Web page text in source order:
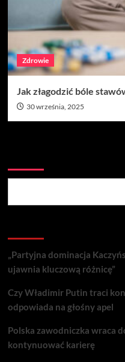
Zdrowie
Jak złagodzić bóle
30 września, 2025
„Partyjna dominacja
ujawnia kluczową różnicę”
Czy Władimir Putin traci
odpowiada na głośny apel
Polska zawodniczka wraca
kontynuować karierę